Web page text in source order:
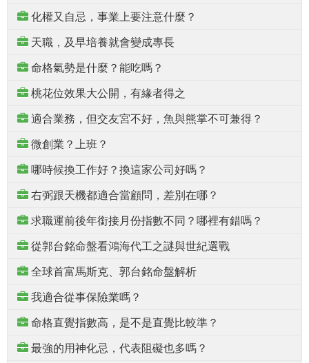
化權又自忌，事業上要注意什麼？
天職，及早培養就會變成專長
命格氣勢是什麼？能吃嗎？
桃花位效果大公開，有緣者得之
適合業務，但交友宮不好，魚與熊掌不可兼得？
微創業？上班？
哪時候換工作好？換這家公司好嗎？
右弼跟天機都適合當顧問，差別在哪？
求職運前後年銜接月份指數不同？哪裡有錯嗎？
從郭台銘命盤看鴻海代工之謎與世紀選戰
全球首富馬斯克、郭台銘命盤解析
我適合從事保險業嗎？
命格直覺指數高，是不是直覺比較準？
最強的用神化忌，代表阻礙也多嗎？